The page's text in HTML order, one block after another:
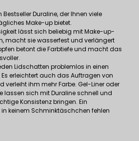
Bestseller Duraline, der Ihnen viele
Make-up bietet.
lässt sich beliebig mit Make-up-
macht sie wasserfest und verlängert
betont die Farbtiefe und macht das
Lidschatten problemlos in einen
Es erleichtert auch das Auftragen von
verleiht ihm mehr Farbe. Gel-Liner oder
lassen sich mit Duraline schnell und
Konsistenz bringen. Ein
keinem Schminktäschchen fehlen